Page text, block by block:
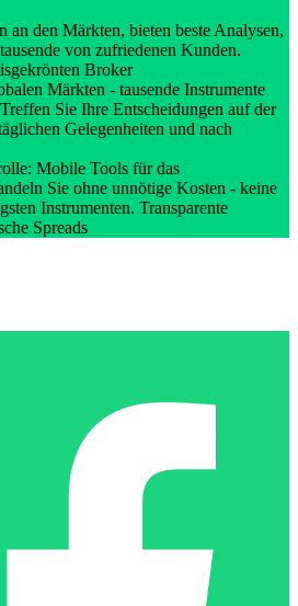
an den Märkten, bieten beste Analysen,
von zufriedenen Kunden.
Broker
Märkten - tausende Instrumente
Sie Ihre Entscheidungen auf der
Gelegenheiten und nach
Mobile Tools für das
Sie ohne unnötige Kosten - keine
Instrumenten. Transparente
Spreads